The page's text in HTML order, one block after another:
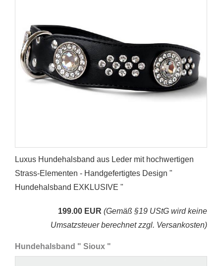
Luxus Hundehalsband aus Leder mit hochwertigen
Strass-Elementen - Handgefertigtes Design "
Hundehalsband EXKLUSIVE "
199.00 EUR (Gemäß §19 UStG wird keine
Umsatzsteuer berechnet zzgl. Versankosten)
Hundehalsband " Sioux "